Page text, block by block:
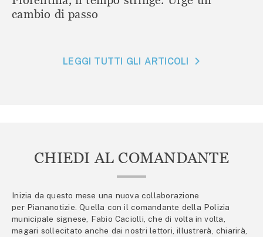
cambio di passo
LEGGI TUTTI GLI ARTICOLI
CHIEDI AL COMANDANTE
Inizia da questo mese una nuova collaborazione
per Piananotizie. Quella con il comandante della Polizia
municipale signese, Fabio Caciolli, che di volta in volta,
magari sollecitato anche dai nostri lettori, illustrerà, chiarirà,